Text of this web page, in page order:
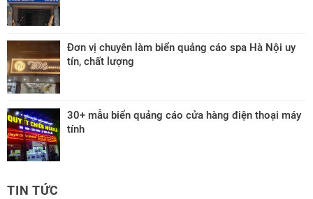
Đơn vị chuyên làm biển quảng cáo spa Hà Nội uy
tín, chất lượng
30+ mẫu biển quảng cáo cửa hàng điện thoại máy
tính
TIN TỨC